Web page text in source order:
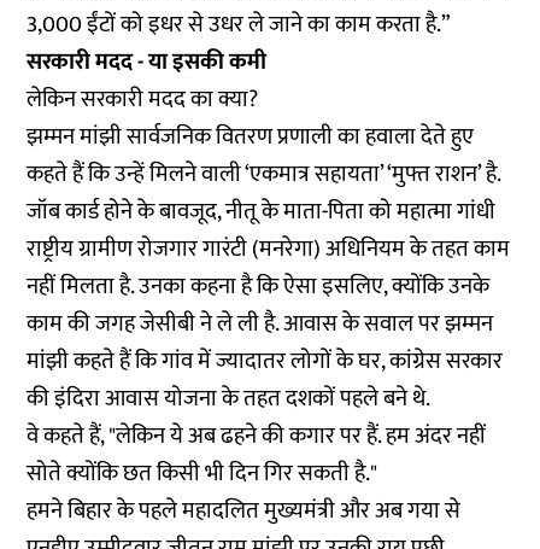
3,000 ईंटों को इधर से उधर ले जाने का काम करता है.”
सरकारी मदद - या इसकी कमी
लेकिन सरकारी मदद का क्या?
झम्मन मांझी सार्वजनिक वितरण प्रणाली का हवाला देते हुए
कहते हैं कि उन्हें मिलने वाली ‘एकमात्र सहायता’ ‘मुफ्त राशन’ है.
जॉब कार्ड होने के बावजूद, नीतू के माता-पिता को महात्मा गांधी
राष्ट्रीय ग्रामीण रोजगार गारंटी (मनरेगा) अधिनियम के तहत काम
नहीं मिलता है. उनका कहना है कि ऐसा इसलिए, क्योंकि उनके
काम की जगह जेसीबी ने ले ली है. आवास के सवाल पर झम्मन
मांझी कहते हैं कि गांव में ज्यादातर लोगों के घर, कांग्रेस सरकार
की इंदिरा आवास योजना के तहत दशकों पहले बने थे.
वे कहते हैं, "लेकिन ये अब ढहने की कगार पर हैं. हम अंदर नहीं
सोते क्योंकि छत किसी भी दिन गिर सकती है."
हमने बिहार के पहले महादलित मुख्यमंत्री और अब गया से